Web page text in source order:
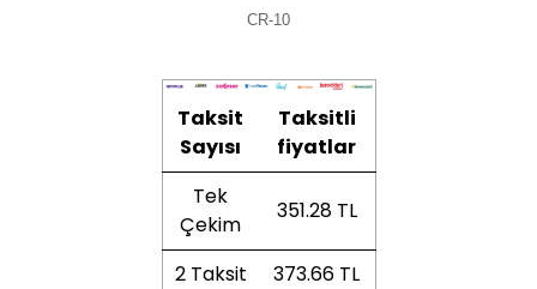
CR-10
Taksit
Sayısı
Taksitli
fiyatlar
Tek
Çekim
351.28 TL
2 Taksit
373.66 TL